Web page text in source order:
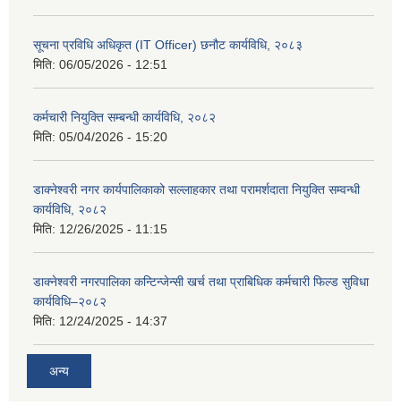
सूचना प्रविधि अधिकृत (IT Officer) छनौट कार्यविधि, २०८३
मिति: 06/05/2026 - 12:51
कर्मचारी नियुक्ति सम्बन्धी कार्यविधि, २०८२
मिति: 05/04/2026 - 15:20
डाक्नेश्वरी नगर कार्यपालिकाको सल्लाहकार तथा परामर्शदाता नियुक्ति सम्वन्धी
कार्यविधि, २०८२
मिति: 12/26/2025 - 11:15
डाक्नेश्वरी नगरपालिका कन्टिन्जेन्सी खर्च तथा प्राबिधिक कर्मचारी फिल्ड सुविधा
कार्यविधि–२०८२
मिति: 12/24/2025 - 14:37
अन्य